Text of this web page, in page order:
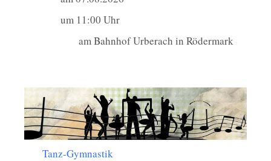
um 11:00 Uhr
am Bahnhof Urberach in Rödermark
Tanz-Gymnastik